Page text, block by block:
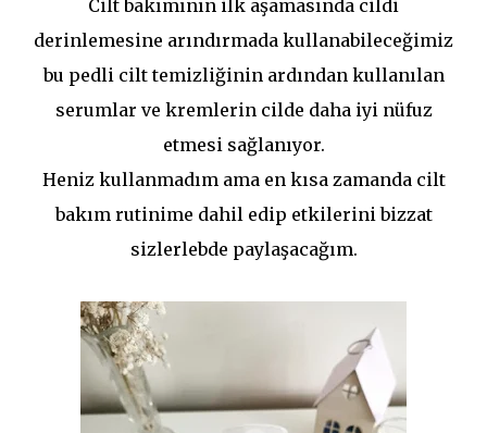
Cilt bakımının ilk aşamasında cildi
derinlemesine arındırmada kullanabileceğimiz
bu pedli cilt temizliğinin ardından kullanılan
serumlar ve kremlerin cilde daha iyi nüfuz
etmesi sağlanıyor.
Heniz kullanmadım ama en kısa zamanda cilt
bakım rutinime dahil edip etkilerini bizzat
sizlerlebde paylaşacağım.